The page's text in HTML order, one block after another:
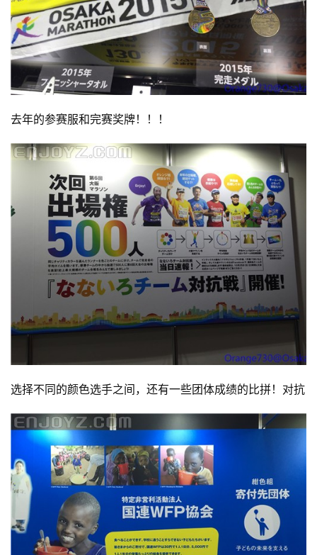
去年的参赛服和完赛奖牌！！！
选择不同的颜色选手之间，还有一些团体成绩的比拼！对抗